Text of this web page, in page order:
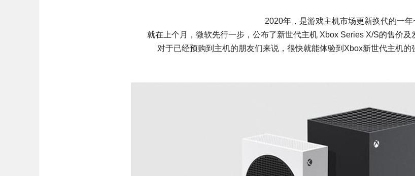
2020年，是游戏主机市场更新换代的一年
就在上个月，微软先行一步，公布了新世代主机 Xbox Series X/S的售价及
对于已经预购到主机的朋友们来说，很快就能体验到Xbox新世代主机的